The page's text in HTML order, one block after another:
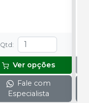
Qtd :
Ver opções
Fale com
Especialista